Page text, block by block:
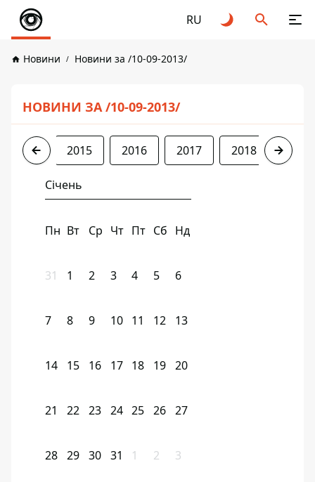
RU
Новини Новини за /10-09-2013/
НОВИНИ ЗА /10-09-2013/
2013 2015 2016 2017 2018 2019
Січень
Пн Вт Ср Чт Пт Сб Нд
31 1 2 3 4 5 6
7 8 9 10 11 12 13
14 15 16 17 18 19 20
21 22 23 24 25 26 27
28 29 30 31 1 2 3